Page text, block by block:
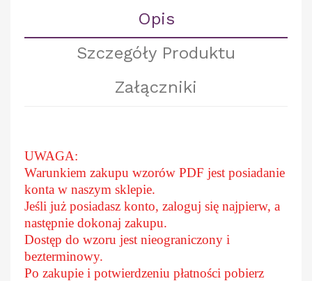
Opis
Szczegóły Produktu
Załączniki
UWAGA:
Warunkiem zakupu wzorów PDF jest posiadanie
konta w naszym sklepie.
Jeśli już posiadasz konto, zaloguj się najpierw, a
następnie dokonaj zakupu.
Dostęp do wzoru jest nieograniczony i
bezterminowy.
Po zakupie i potwierdzeniu płatności pobierz